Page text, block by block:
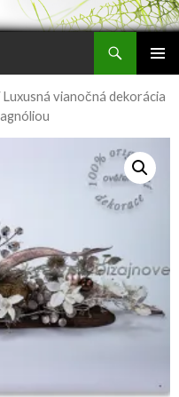
MENU
Luxusná vianočná dekorácia